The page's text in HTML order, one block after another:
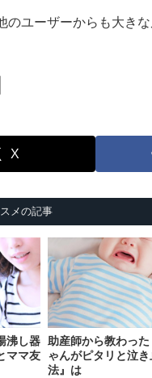
のユーザーからも大き
X
メの記事
沸し器
ママ友
助産師から教わっ
ゃんがピタリと泣
法』は